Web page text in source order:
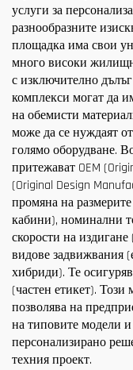
услуги за
разнообразните
площадка има свои
много високи
с изключително
комплекси могат да
на обемисти
може да се нуждаят
голямо оборудване.
притежават OEM
(Original Design
промяна на
кабини), номинални
скорости на
видове задвижвания
хибриди). Те
(частен етикет). Този
позволява на
на типовите модели
персонализирано
техния проект.